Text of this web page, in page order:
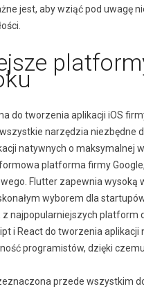
jest, aby wziąć pod uwagę
do tworzenia aplikacji iOS
narzędzia niezbędne
natywnych o maksymalnej
platforma firmy
Flutter zapewnia
wyborem dla
z najpopularniejszych platform
i React do tworzenia aplikacji
programistów, dzięki
przede wszystkim